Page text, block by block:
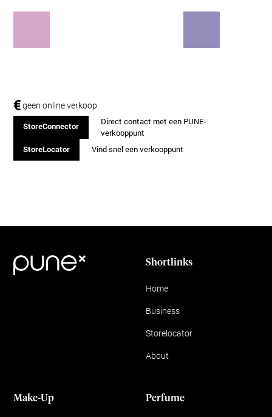
€geen online verkoop
StoreConnector
Direct contact met een PUNE-
verkooppunt
StoreLocator
Vind snel een verkooppunt
Shortlinks
Home
Business
Storelocator
About
Make-Up Perfume